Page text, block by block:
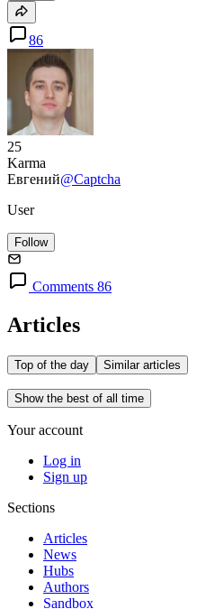
86
25
Karma
Евгений@Captcha
User
Follow
Comments 86
Articles
Top of the day Similar articles
Show the best of all time
Your account
Log in
Sign up
Sections
Articles
News
Hubs
Authors
Sandbox